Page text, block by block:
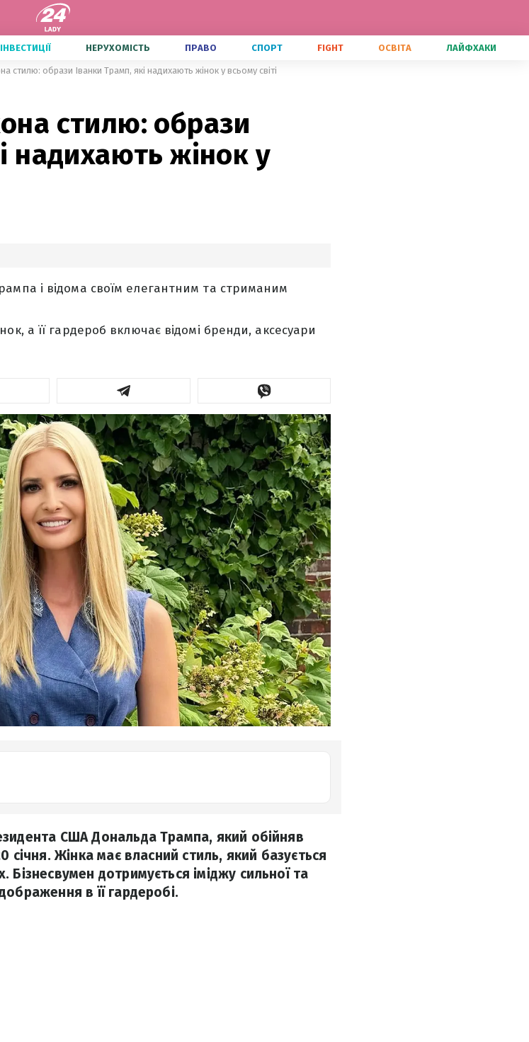
ІНВЕСТИЦІЇ НЕРУХОМІСТЬ ПРАВО СПОРТ FIGHT ОСВІТА ЛАЙФХАКИ
стилю: образи Іванки Трамп, які надихають жінок у всьому світі
стилю: образи
надихають жінок у
і відома своїм елегантним та стриманим
а її гардероб включає відомі бренди, аксесуари
США Дональда Трампа, який обійняв
січня. Жінка має власний стиль, який базується
Бізнесвумен дотримується іміджу сильної та
в її гардеробі.